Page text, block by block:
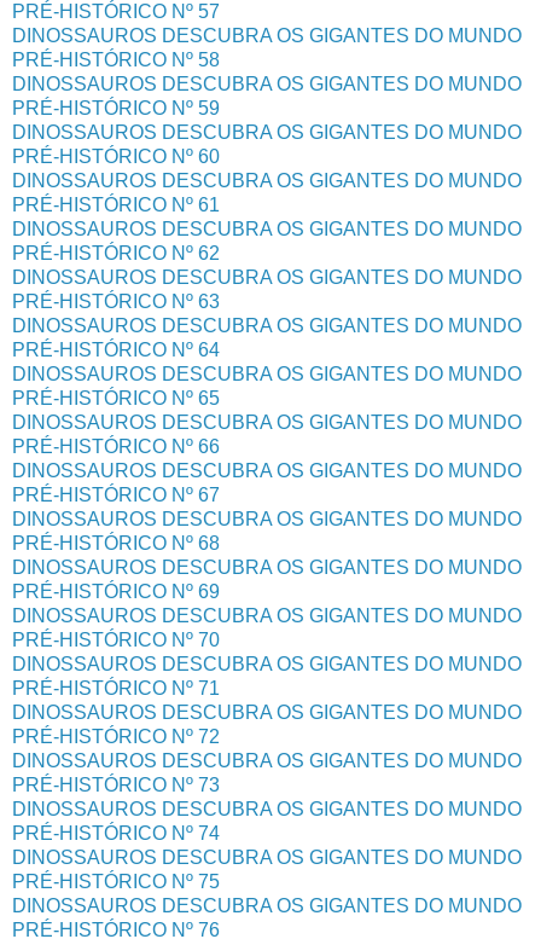
PRÉ-HISTÓRICO Nº 57
DINOSSAUROS DESCUBRA OS GIGANTES DO MUNDO
PRÉ-HISTÓRICO Nº 58
DINOSSAUROS DESCUBRA OS GIGANTES DO MUNDO
PRÉ-HISTÓRICO Nº 59
DINOSSAUROS DESCUBRA OS GIGANTES DO MUNDO
PRÉ-HISTÓRICO Nº 60
DINOSSAUROS DESCUBRA OS GIGANTES DO MUNDO
PRÉ-HISTÓRICO Nº 61
DINOSSAUROS DESCUBRA OS GIGANTES DO MUNDO
PRÉ-HISTÓRICO Nº 62
DINOSSAUROS DESCUBRA OS GIGANTES DO MUNDO
PRÉ-HISTÓRICO Nº 63
DINOSSAUROS DESCUBRA OS GIGANTES DO MUNDO
PRÉ-HISTÓRICO Nº 64
DINOSSAUROS DESCUBRA OS GIGANTES DO MUNDO
PRÉ-HISTÓRICO Nº 65
DINOSSAUROS DESCUBRA OS GIGANTES DO MUNDO
PRÉ-HISTÓRICO Nº 66
DINOSSAUROS DESCUBRA OS GIGANTES DO MUNDO
PRÉ-HISTÓRICO Nº 67
DINOSSAUROS DESCUBRA OS GIGANTES DO MUNDO
PRÉ-HISTÓRICO Nº 68
DINOSSAUROS DESCUBRA OS GIGANTES DO MUNDO
PRÉ-HISTÓRICO Nº 69
DINOSSAUROS DESCUBRA OS GIGANTES DO MUNDO
PRÉ-HISTÓRICO Nº 70
DINOSSAUROS DESCUBRA OS GIGANTES DO MUNDO
PRÉ-HISTÓRICO Nº 71
DINOSSAUROS DESCUBRA OS GIGANTES DO MUNDO
PRÉ-HISTÓRICO Nº 72
DINOSSAUROS DESCUBRA OS GIGANTES DO MUNDO
PRÉ-HISTÓRICO Nº 73
DINOSSAUROS DESCUBRA OS GIGANTES DO MUNDO
PRÉ-HISTÓRICO Nº 74
DINOSSAUROS DESCUBRA OS GIGANTES DO MUNDO
PRÉ-HISTÓRICO Nº 75
DINOSSAUROS DESCUBRA OS GIGANTES DO MUNDO
PRÉ-HISTÓRICO Nº 76